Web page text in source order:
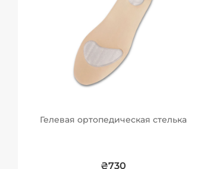
Гелевая ортопедическая стелька
₴730